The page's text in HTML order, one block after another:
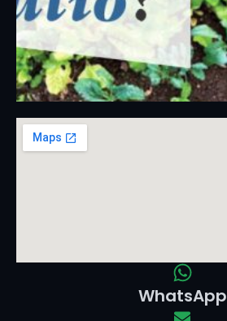
WhatsApp